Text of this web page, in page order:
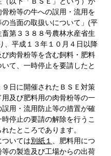
粉等の牛への誤用・流用を
当面の取扱いについて」(平
第３３８８号農林水産省生
、平成１３年１０月４日以降
肉骨粉等を含む飼料・肥料
て、一時停止を要請したと
日に開催されたＢＳＥ対策
及び肥料用の肉骨粉等の一
用・流用防止等の措置が確
停止の要請の解除を行うこ
たところであります。
いては別紙１
、肥料用につ
の製造及び工場からの出荷